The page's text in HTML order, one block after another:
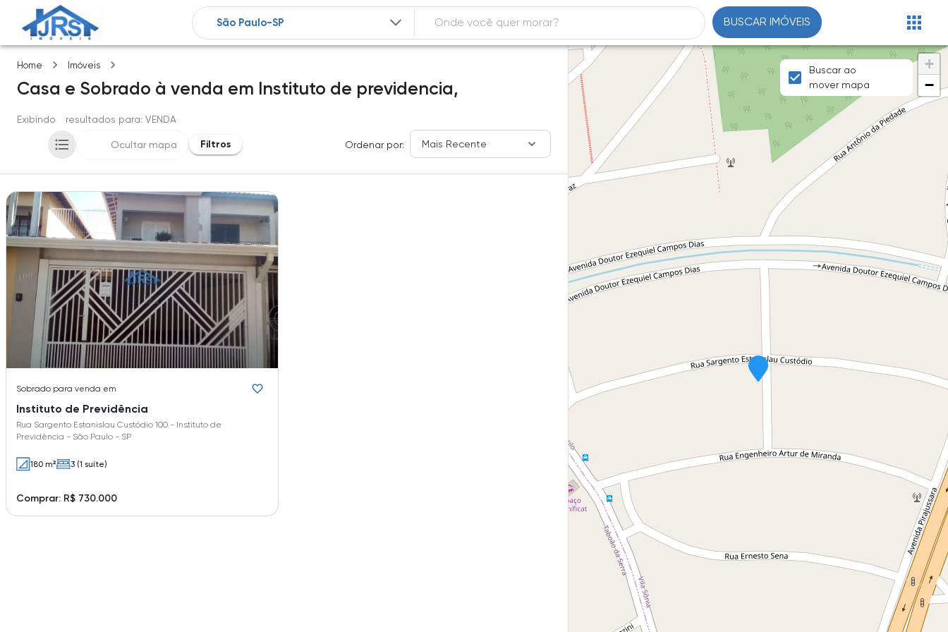
BUSCAR IMÓVEIS
Home Imóveis
Casa e Sobrado à venda em Instituto de previdencia,
Exibindo resultados para: VENDA
Ocultar mapa Filtros Ordenar por: Mais Recente
Sobrado para venda em
Instituto de Previdência
Rua Sargento Estanislau Custódio 100 - Instituto de
Previdência - São Paulo - SP
180 m² 3 (1 suíte)
Comprar: R$ 730.000
+
−
Buscar ao
mover mapa